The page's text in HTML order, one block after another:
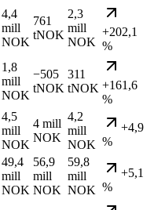
4,4
mill
NOK
761
tNOK
2,3
mill
NOK
+202,1
%
1,8
mill
NOK
−505
tNOK
311
tNOK +161,6
%
4,5
mill
NOK
4 mill
NOK
4,2
mill
NOK
+4,9
%
49,4
mill
NOK
56,9
mill
NOK
59,8
mill
NOK
+5,1
%